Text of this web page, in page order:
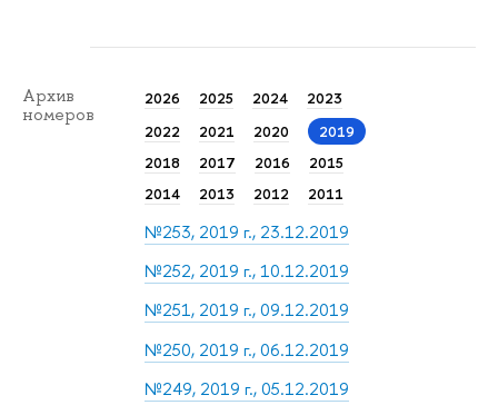
Архив
номеров
2026 2025 2024
2023
2022
2021 2020
2019
2018
2017 2016
2015
2014
2013 2012 2011
№253, 2019 г., 23.12.2019
№252, 2019 г., 10.12.2019
№251, 2019 г., 09.12.2019
№250, 2019 г., 06.12.2019
№249, 2019 г., 05.12.2019